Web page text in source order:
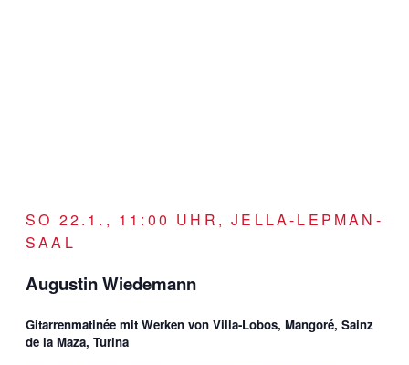
SO 22.1., 11:00 UHR, JELLA-LEPMAN-
SAAL
Augustin Wiedemann
Gitarrenmatinée mit Werken von Villa-Lobos, Mangoré, Sainz
de la Maza, Turina